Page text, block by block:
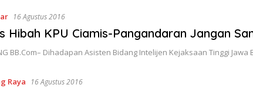
16 Agustus 2016
Hibah KPU Ciamis-Pangandaran Jangan
BB.Com– Dihadapan Asisten Bidang Intelijen Kejaksaan Tinggi
Raya 16 Agustus 2016